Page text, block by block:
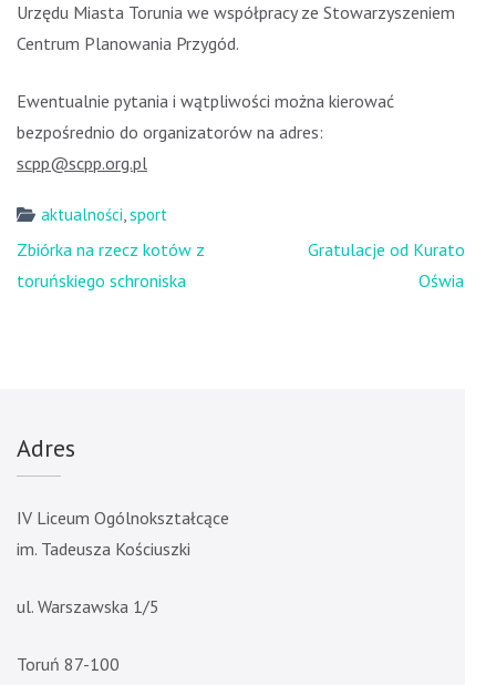
Urzędu Miasta Torunia we współpracy ze Stowarzyszeniem
Centrum Planowania Przygód.
Ewentualnie pytania i wątpliwości można kierować
bezpośrednio do organizatorów na adres:
scpp@scpp.org.pl
aktualności,sport
Nawigacja
wpisu
Zbiórka na rzecz kotów z
toruńskiego schroniska
Gratulacje od Kuratora
Oświaty
Adres
IV Liceum Ogólnokształcące
im. Tadeusza Kościuszki
ul. Warszawska 1/5
Toruń 87-100